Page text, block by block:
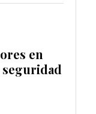
en
seguridad